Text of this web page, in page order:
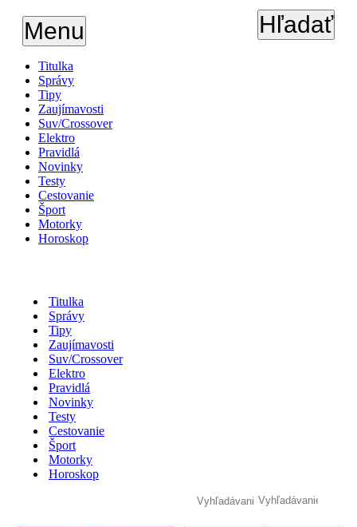
Menu Hľadať
Titulka
Správy
Tipy
Zaujímavosti
Suv/Crossover
Elektro
Pravidlá
Novinky
Testy
Cestovanie
Šport
Motorky
Horoskop
Titulka
Správy
Tipy
Zaujímavosti
Suv/Crossover
Elektro
Pravidlá
Novinky
Testy
Cestovanie
Šport
Motorky
Horoskop